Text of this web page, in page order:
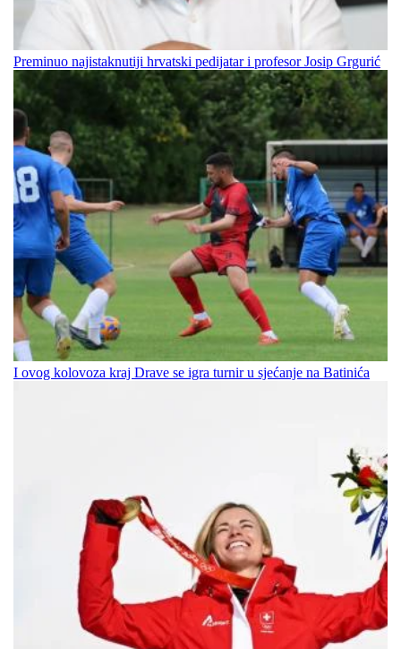
Preminuo najistaknutiji hrvatski pedijatar i profesor Josip Grgurić
I ovog kolovoza kraj Drave se igra turnir u sjećanje na Batinića